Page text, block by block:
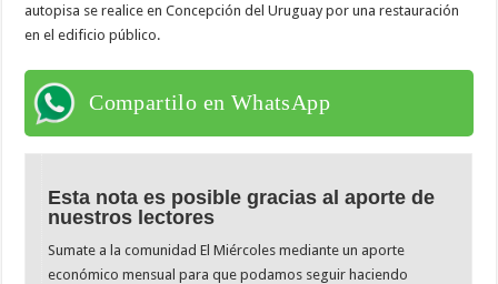
autopisa se realice en Concepción del Uruguay por una restauración
en el edificio público.
Compartilo en WhatsApp
Esta nota es posible gracias al aporte de
nuestros lectores
Sumate a la comunidad El Miércoles mediante un aporte
económico mensual para que podamos seguir haciendo